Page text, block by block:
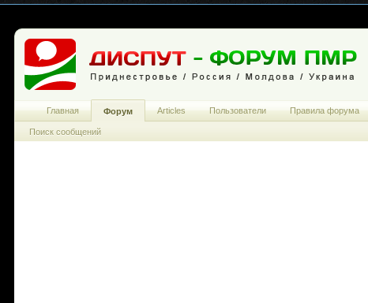
Главная Форум
Поиск сообщений
Articles Пользователи Правила форума